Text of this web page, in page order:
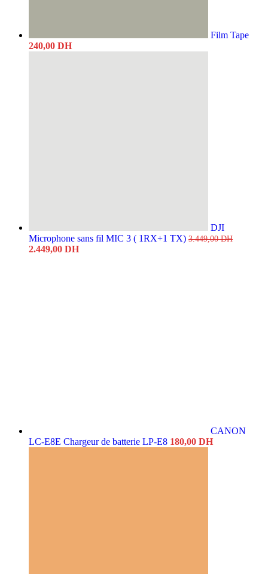
Film Tape
240,00 DH
DJI
Microphone sans fil MIC 3 ( 1RX+1 TX) 3.449,00DH
Le
2.449,00 DHLe
CANON
LC-E8E Chargeur de batterie LP-E8 180,00 DH